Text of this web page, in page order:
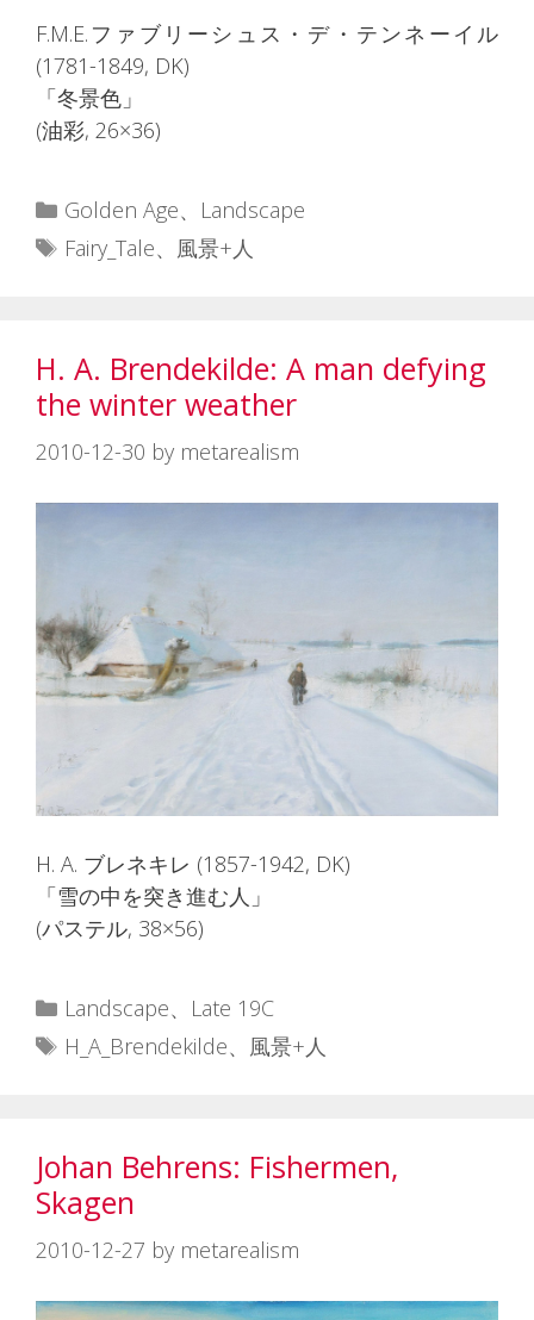
F.M.E.ファブリーシュス・デ・テンネーイル
(1781-1849, DK)
「冬景色」
(油彩, 26×36)
カ
テ
Golden Age、 Landscape
タ
Fairy_Tale、 風景+人
H. A. Brendekilde: A man defying
the winter weather
2010-12-30 by metarealism
H. A. ブレネキレ (1857-1942, DK)
「雪の中を突き進む人」
(パステル, 38×56)
カ
テ
ゴ
Landscape、 Late 19C
タ
H_A_Brendekilde、 風景+人
Johan Behrens: Fishermen,
Skagen
2010-12-27 by metarealism